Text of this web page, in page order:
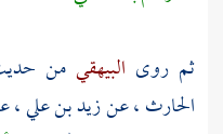
ثم روى البيهقي من
الحارث، عنزيد بن علي،